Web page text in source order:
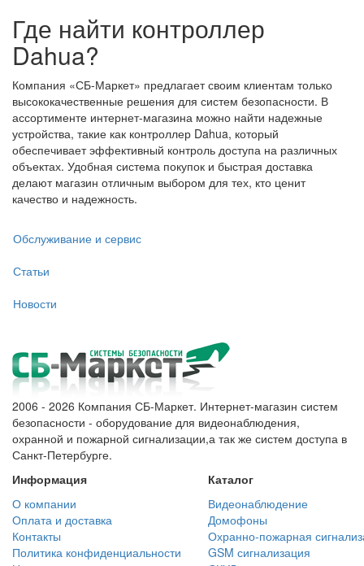
Где найти контроллер
Dahua?
Компания «СБ-Маркет» предлагает своим клиентам только
высококачественные решения для систем безопасности. В
ассортименте интернет-магазина можно найти надежные
устройства, такие как контроллер Dahua, который
обеспечивает эффективный контроль доступа на различных
объектах. Удобная система покупок и быстрая доставка
делают магазин отличным выбором для тех, кто ценит
качество и надежность.
Обслуживание и сервис
Статьи
Новости
2006 - 2026 Компания СБ-Маркет. Интернет-магазин систем
безопасности - оборудование для видеонаблюдения,
охранной и пожарной сигнализации,а так же систем доступа в
Санкт-Петербурге.
Информация
Каталог
О компании
Видеонаблюдение
Оплата и доставка
Домофоны
Контакты
Охранно-пожарная
Политика конфиденциальности
GSM сигнализация